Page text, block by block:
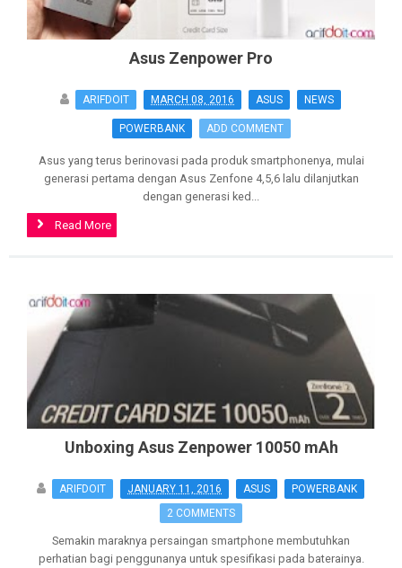
Asus Zenpower Pro
ARIFDOIT MARCH 08, 2016 ASUS NEWS
POWERBANK ADD COMMENT
Asus yang terus berinovasi pada produk smartphonenya, mulai
generasi pertama dengan Asus Zenfone 4,5,6 lalu dilanjutkan
dengan generasi ked...
>
Read More
Unboxing Asus Zenpower 10050 mAh
ARIFDOIT JANUARY 11, 2016 ASUS
POWERBANK
2 COMMENTS
Semakin maraknya persaingan smartphone membutuhkan
perhatian bagi penggunanya untuk spesifikasi pada baterainya.